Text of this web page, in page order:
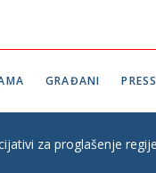
GRAĐANI PRESS
za proglašenje